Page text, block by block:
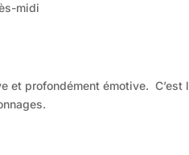
midi
profondément émotive.